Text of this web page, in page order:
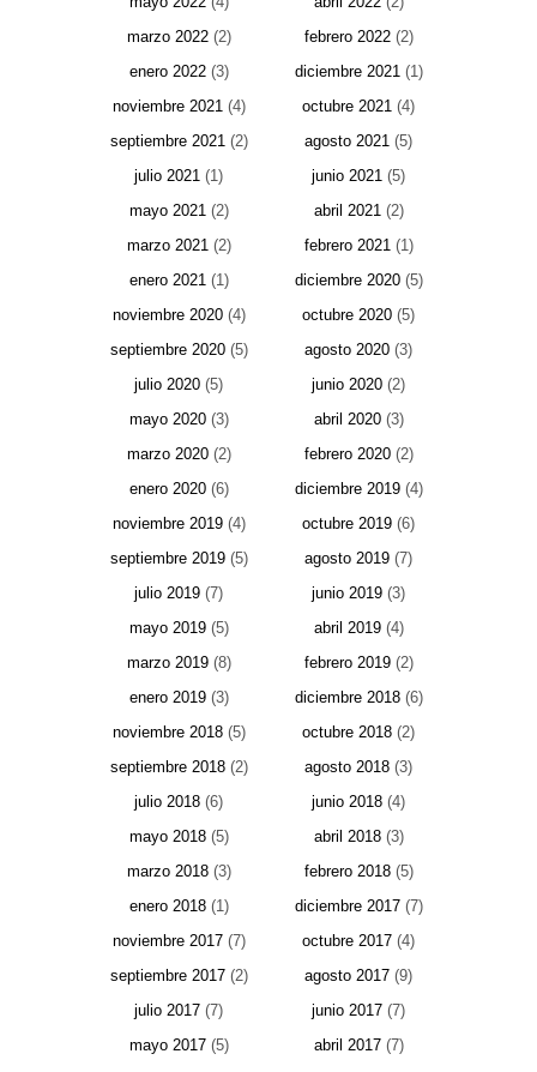
marzo 2022(2) febrero 2022(2)
enero 2022(3) diciembre 2021(1)
noviembre 2021(4) octubre 2021 (4)
septiembre 2021(2) agosto 2021 (5)
julio 2021 (1) junio 2021 (5)
mayo 2021(2) abril 2021(2)
marzo 2021(2) febrero 2021(1)
enero 2021(1) diciembre 2020(5)
noviembre 2020(4) octubre 2020 (5)
septiembre 2020(5) agosto 2020 (3)
julio 2020 (5) junio 2020 (2)
mayo 2020(3) abril 2020(3)
marzo 2020(2) febrero 2020(2)
enero 2020(6) diciembre 2019(4)
noviembre 2019(4) octubre 2019 (6)
septiembre 2019(5) agosto 2019 (7)
julio 2019 (7) junio 2019 (3)
mayo 2019(5) abril 2019(4)
marzo 2019(8) febrero 2019(2)
enero 2019(3) diciembre 2018(6)
noviembre 2018(5) octubre 2018 (2)
septiembre 2018(2) agosto 2018 (3)
julio 2018 (6) junio 2018 (4)
mayo 2018(5) abril 2018(3)
marzo 2018(3) febrero 2018(5)
enero 2018(1) diciembre 2017(7)
noviembre 2017(7) octubre 2017 (4)
septiembre 2017(2) agosto 2017 (9)
julio 2017 (7) junio 2017 (7)
mayo 2017(5) abril 2017(7)